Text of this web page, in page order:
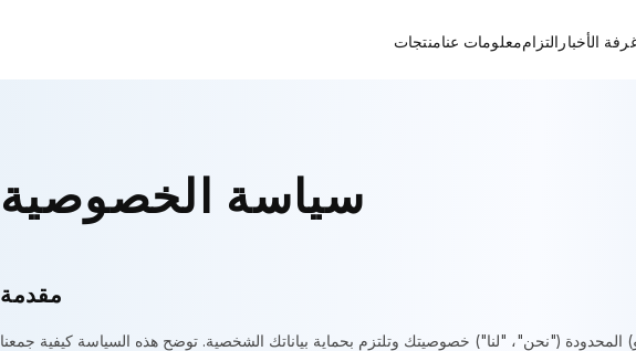
منتجاتمعلومات عناالتزام الأخبار
سياسة الخصوصية
مقدمة
المحدودة ("نحن"، "لنا") خصوصيتك وتلتزم بحماية بياناتك الشخصية. توضح هذه السياسة كيفية جمعنا